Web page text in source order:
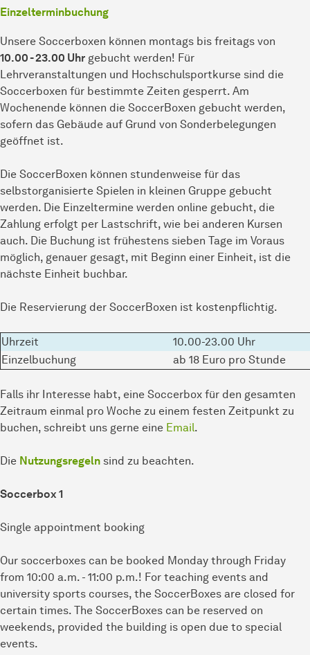
Einzelterminbuchung
Unsere Soccerboxen können montags bis freitags von
10.00 - 23.00 Uhr gebucht werden! Für
Lehrveranstaltungen und Hochschulsportkurse sind die
Soccerboxen für bestimmte Zeiten gesperrt. Am
Wochenende können die SoccerBoxen gebucht werden,
sofern das Gebäude auf Grund von Sonderbelegungen
geöffnet ist.
Die SoccerBoxen können stundenweise für das
selbstorganisierte Spielen in kleinen Gruppe gebucht
werden. Die Einzeltermine werden online gebucht, die
Zahlung erfolgt per Lastschrift, wie bei anderen Kursen
auch. Die Buchung ist frühestens sieben Tage im Voraus
möglich, genauer gesagt, mit Beginn einer Einheit, ist die
nächste Einheit buchbar.
Die Reservierung der SoccerBoxen ist kostenpflichtig.
Uhrzeit
10.00-23.00 Uhr
Einzelbuchung
ab 18 Euro pro Stunde
Falls ihr Interesse habt, eine Soccerbox für den gesamten
Zeitraum einmal pro Woche zu einem festen Zeitpunkt zu
buchen, schreibt uns gerne eine Email.
Die Nutzungsregeln sind zu beachten.
Soccerbox 1
Single appointment booking
Our soccerboxes can be booked Monday through Friday
from 10:00 a.m. - 11:00 p.m.! For teaching events and
university sports courses, the SoccerBoxes are closed for
certain times. The SoccerBoxes can be reserved on
weekends, provided the building is open due to special
events.